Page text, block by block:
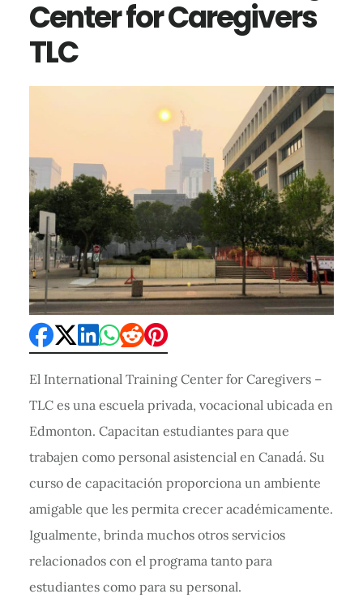
Center for Caregivers
TLC
El International Training Center for Caregivers –
TLC es una escuela privada, vocacional ubicada en
Edmonton. Capacitan estudiantes para que
trabajen como personal asistencial en Canadá. Su
curso de capacitación proporciona un ambiente
amigable que les permita crecer académicamente.
Igualmente, brinda muchos otros servicios
relacionados con el programa tanto para
estudiantes como para su personal.